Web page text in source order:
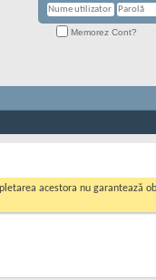
Memorez Cont?
acestora nu garantează